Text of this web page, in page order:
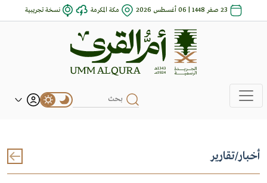
23 صفر 1448 | 06 أغسطس 2026 مكة المكرمة نسخة تجريبية
أخبار/تقارير